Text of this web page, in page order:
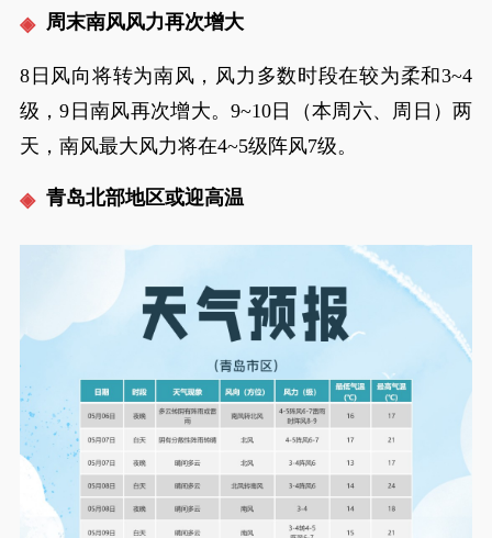
周末南风风力再次增大
8日风向将转为南风，风力多数时段在较为柔和3~4
级，9日南风再次增大。9~10日（本周六、周日）两
天，南风最大风力将在4~5级阵风7级。
青岛北部地区或迎高温